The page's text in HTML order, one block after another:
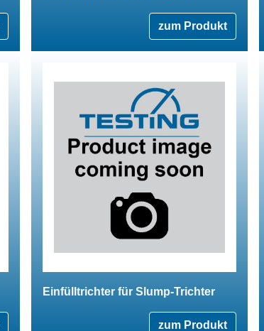
zum Produkt
Einfülltrichter für Slump-Trichter
zum Produkt